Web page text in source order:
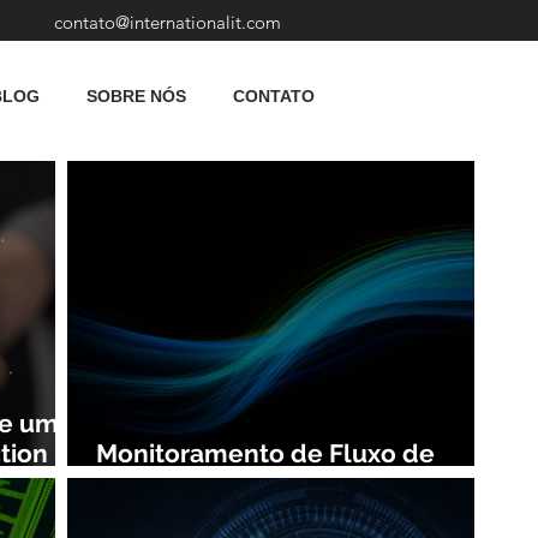
contato@internationalit.com
SOBRE NÓS CONTATO
uma
Monitoramento de Fluxo de
Rede: Vantagens e Benefícios